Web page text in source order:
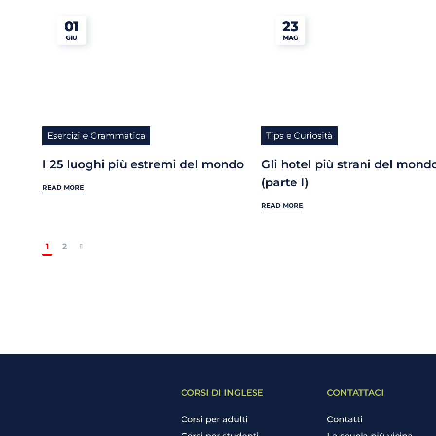
01
GIU
Esercizi e Grammatica
I 25 luoghi più estremi del mondo
READ MORE
23
MAG
Tips e Curiosità
Gli hotel più strani del
(parte I)
READ MORE
1 2
CORSI DI INGLESE
Corsi per adulti
CONTATTACI
Contatti